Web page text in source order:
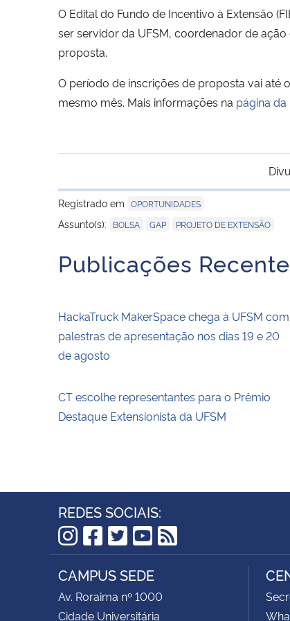
O Edital do Fundo de Incentivo à Extensão
ser servidor da UFSM, coordenador de
proposta.
O período de inscrições de proposta vai até
mesmo mês. Mais informações na página da
Registrado em OPORTUNIDADES
Assunto(s): BOLSA GAP PROJETO DE EXTENSÃO
Publicações
HackaTruck MakerSpace chega à UFSM com
palestras de apresentação nos dias 19 e 20
de agosto
CT escolhe representantes para o Prêmio
Destaque Extensionista da UFSM
REDES SOCIAIS:
Instagram
Facebook
Twitter
YouTube
RSS
CAMPUS SEDE
Av. Roraima nº 1000
Cidade Universitária